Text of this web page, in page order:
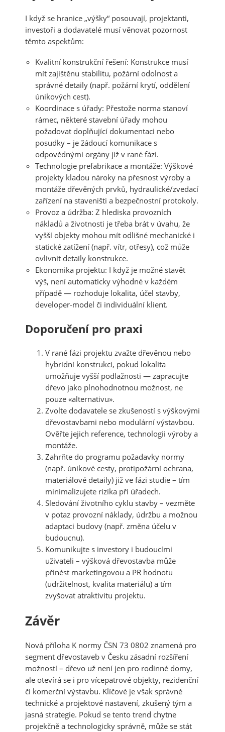
I když se hranice „výšky“ posouvají, projektanti,
investoři a dodavatelé musí věnovat pozornost
těmto aspektům:
Kvalitní konstrukční řešení: Konstrukce musí
mít zajištěnu stabilitu, požární odolnost a
správné detaily (např. požární krytí, oddělení
únikových cest).
Koordinace s úřady: Přestože norma stanoví
rámec, některé stavební úřady mohou
požadovat doplňující dokumentaci nebo
posudky – je žádoucí komunikace s
odpovědnými orgány již v rané fázi.
Technologie prefabrikace a montáže: Výškové
projekty kladou nároky na přesnost výroby a
montáže dřevěných prvků, hydraulické/zvedací
zařízení na staveništi a bezpečnostní protokoly.
Provoz a údržba: Z hlediska provozních
nákladů a životnosti je třeba brát v úvahu, že
vyšší objekty mohou mít odlišné mechanické i
statické zatížení (např. vítr, otřesy), což může
ovlivnit detaily konstrukce.
Ekonomika projektu: I když je možné stavět
výš, není automaticky výhodné v každém
případě — rozhoduje lokalita, účel stavby,
developer-model či individuální klient.
Doporučení pro praxi
V rané fázi projektu zvažte dřevěnou nebo
hybridní konstrukci, pokud lokalita
umožňuje vyšší podlažnosti — zapracujte
dřevo jako plnohodnotnou možnost, ne
pouze «alternativu».
Zvolte dodavatele se zkušeností s výškovými
dřevostavbami nebo modulární výstavbou.
Ověřte jejich reference, technologii výroby a
montáže.
Zahrňte do programu požadavky normy
(např. únikové cesty, protipožární ochrana,
materiálové detaily) již ve fázi studie – tím
minimalizujete rizika při úřadech.
Sledování životního cyklu stavby – vezměte
v potaz provozní náklady, údržbu a možnou
adaptaci budovy (např. změna účelu v
budoucnu).
Komunikujte s investory i budoucími
uživateli – výšková dřevostavba může
přinést marketingovou a PR hodnotu
(udržitelnost, kvalita materiálu) a tím
zvyšovat atraktivitu projektu.
Závěr
Nová příloha K normy ČSN 73 0802 znamená pro
segment dřevostaveb v Česku zásadní rozšíření
možností – dřevo už není jen pro rodinné domy,
ale otevírá se i pro vícepatrové objekty, rezidenční
či komerční výstavbu. Klíčové je však správné
technické a projektové nastavení, zkušený tým a
jasná strategie. Pokud se tento trend chytne
projekčně a technologicky správně, může se stát